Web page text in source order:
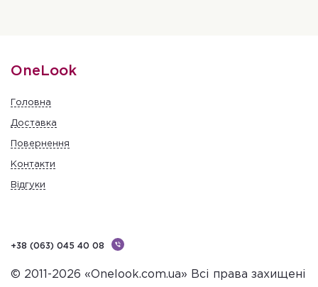
OneLook
Головна
Доставка
Повернення
Контакти
Відгуки
© 2011-2026 «Onelook.com.ua» Всі права захищені
+38 (063) 045 40 08